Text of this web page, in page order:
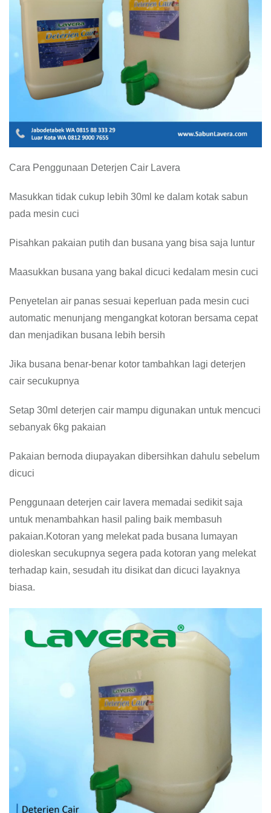
Cara Penggunaan Deterjen Cair Lavera
Masukkan tidak cukup lebih 30ml ke dalam kotak sabun
pada mesin cuci
Pisahkan pakaian putih dan busana yang bisa saja luntur
Maasukkan busana yang bakal dicuci kedalam mesin cuci
Penyetelan air panas sesuai keperluan pada mesin cuci
automatic menunjang mengangkat kotoran bersama cepat
dan menjadikan busana lebih bersih
Jika busana benar-benar kotor tambahkan lagi deterjen
cair secukupnya
Setap 30ml deterjen cair mampu digunakan untuk mencuci
sebanyak 6kg pakaian
Pakaian bernoda diupayakan dibersihkan dahulu sebelum
dicuci
Penggunaan deterjen cair lavera memadai sedikit saja
untuk menambahkan hasil paling baik membasuh
pakaian.Kotoran yang melekat pada busana lumayan
dioleskan secukupnya segera pada kotoran yang melekat
terhadap kain, sesudah itu disikat dan dicuci layaknya
biasa.